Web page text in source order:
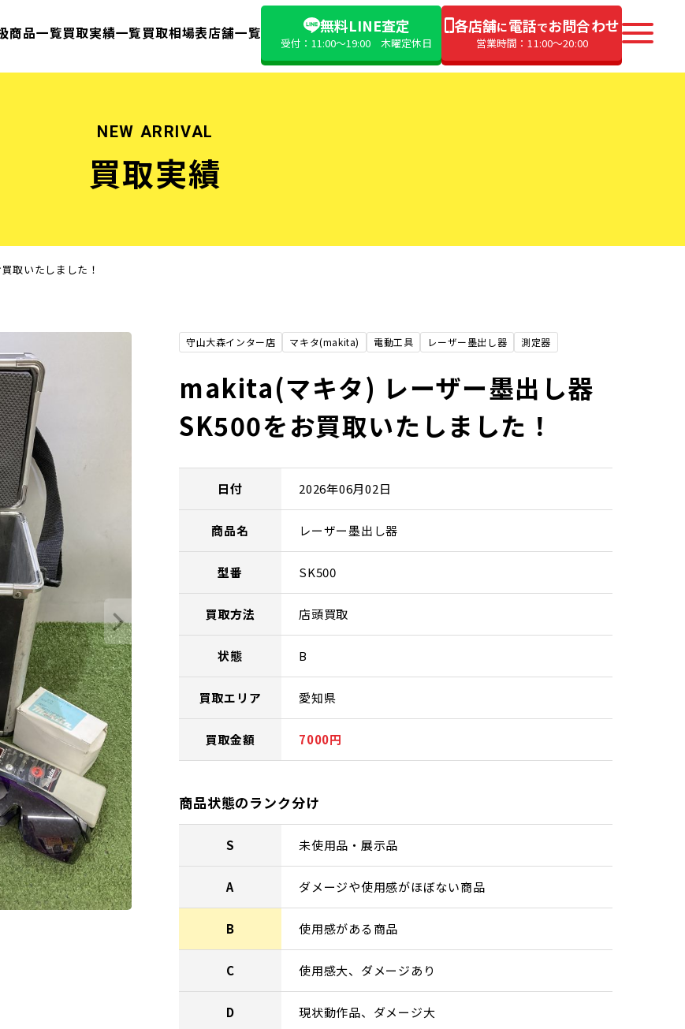
商品一覧買取実績一覧買取相場表店舗一覧 無料LINE査定
受付：11:00〜19:00 木曜定休日
各店舗に電話でお問合わせ
営業時間：11:00〜20:00
NEW ARRIVAL
買取実績
取いたしました！
守山大森インター店 マキタ(makita) 電動工具 レーザー墨出し器 測定器
makita(マキタ) レーザー墨出し器
SK500をお買取いたしました！
日付 2026年06月02日
商品名 レーザー墨出し器
型番 SK500
買取方法 店頭買取
状態 B
買取エリア 愛知県
買取金額 7000円
商品状態のランク分け
S 未使用品・展示品
A ダメージや使用感がほぼない商品
B 使用感がある商品
C 使用感大、ダメージあり
D 現状動作品、ダメージ大